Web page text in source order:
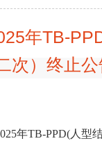
年TB-
次）终止公
年TB-PPD(人型